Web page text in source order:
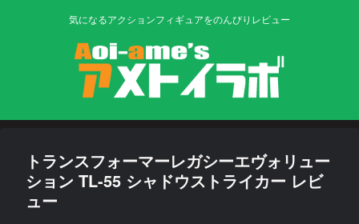
気になるアクションフィギュアをのんびりレビュー
トランスフォーマーレガシーエヴォリュー
ション TL-55 シャドウストライカー レビ
ュー